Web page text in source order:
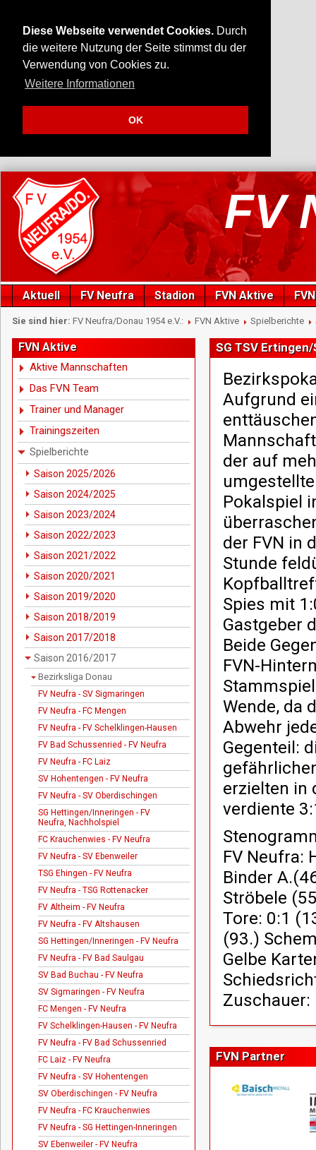
Diese Webseite verwendet Cookies. Durch
die weitere Nutzung der Seite stimmst du der
Verwendung von Cookies zu.
Weitere Informationen
OK
FV
Aktuell FV Neufra Stadion FVN Aktive
Sie sind hier: FV Neufra/Donau 1954 e.V.: FVN Aktive Spielberichte
FVN Aktive
Aktive Mannschaften
Das FVN Team
Trainer und Manager
Trainingszeiten
Spielberichte
Saison 2025/2026
Saison 2024/2025
Saison 2023/2024
Saison 2022/2023
Saison 2021/2022
Saison 2020/2021
Saison 2019/2020
Saison 2018/2019
Saison 2017/2018
Saison 2016/2017
Bezirksliga Donau
FV Neufra - SV Sigmaringen
FV Neufra - FC Mengen
FV Neufra - FV Schelklingen-Hausen
FV Bad Schussenried - FV Neufra
FV Neufra - FC Laiz
SV Hohentengen - FV Neufra
FV Neufra - SV Oberdischingen
SG Hettingen/Inneringen - FV
Neufra, Nachholspiel
FC Krauchenwies - FV Neufra
FV Neufra - SV Ebenweiler
TSG Ehingen - FV Neufra
FV Neufra - TSG Rottenacker
FV Altheim - FV Neufra
FV Neufra - FV Altshausen
SG Hettingen/Inneringen - FV Neufra
FV Neufra - FV Bad Saulgau
SV Bad Buchau - FV Neufra
SV Sigmaringen - FV Neufra
FC Mengen - FV Neufra
FV Schelklingen-Hausen - FV Neufra
FV Neufra - FV Bad Schussenried
FC Laiz - FV Neufra
FV Neufra - SV Hohentengen
SV Oberdischingen - FV Neufra
FV Neufra - FC Krauchenwies
FV Neufra - SG Hettingen-Inneringen
SV Ebenweiler - FV Neufra
SG TSV
Aufgrund
der auf
Pokalspiel
der FVN in
Stunde
Spies mit
Gastgeber
Beide
FVN-
Wende, da
Abwehr
Gegenteil:
erzielten in
verdiente
FV Neufra:
Binder
Ströbele
Tore: 0:1
(93.)
Gelbe
Zuschauer:
FVN Partner